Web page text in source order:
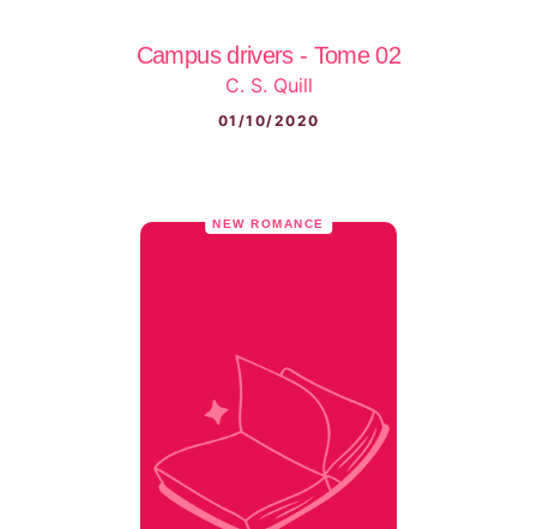
Campus drivers - Tome 02
C. S. Quill
01/10/2020
NEW ROMANCE